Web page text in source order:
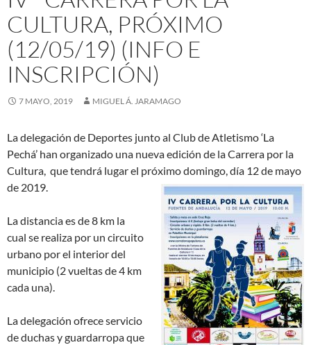
CULTURA, PRÓXIMO
(12/05/19) (INFO E
INSCRIPCIÓN)
7 MAYO, 2019 MIGUEL Á. JARAMAGO
La delegación de Deportes junto al Club de Atletismo ‘La
Pechá’ han organizado una nueva edición de la Carrera por la
Cultura, que tendrá lugar el próximo domingo, día 12 de mayo
de 2019.
La distancia es de 8 km la
cual se realiza por un circuito
urbano por el interior del
municipio (2 vueltas de 4 km
cada una).
La delegación ofrece servicio
de duchas y guardarropa que